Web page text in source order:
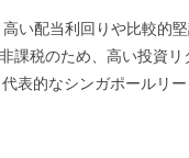
い配当利回りや比較的
課税のため、高い投資
表的なシンガポールリ